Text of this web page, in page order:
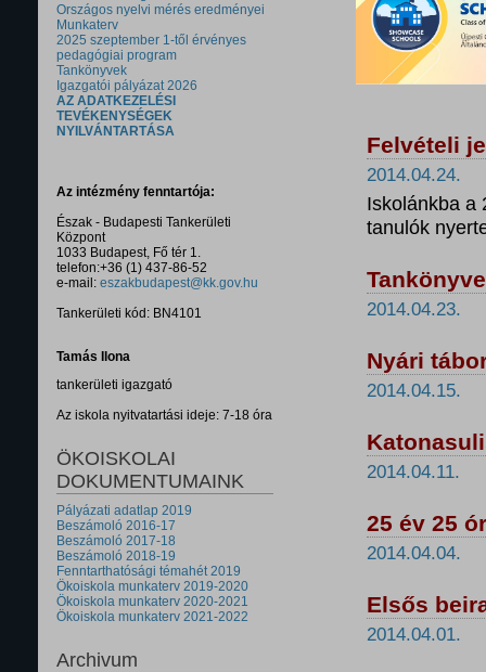
Országos nyelvi mérés eredményei
Munkaterv
2025 szeptember 1-től érvényes
pedagógiai program
Tankönyvek
Igazgatói pályázat 2026
AZ ADATKEZELÉSI
TEVÉKENYSÉGEK
NYILVÁNTARTÁSA
Az intézmény fenntartója:
Észak - Budapesti Tankerületi
Központ
1033 Budapest, Fő tér 1.
telefon:+36 (1) 437-86-52
e-mail: eszakbudapest@kk.gov.hu
Tankerületi kód: BN4101
Tamás Ilona
tankerületi igazgató
Az iskola nyitvatartási ideje: 7-18 óra
ÖKOISKOLAI
DOKUMENTUMAINK
Pályázati adatlap 2019
Beszámoló 2016-17
Beszámoló 2017-18
Beszámoló 2018-19
Fenntarthatósági témahét 2019
Ökoiskola munkaterv 2019-2020
Ökoiskola munkaterv 2020-2021
Ökoiskola munkaterv 2021-2022
Archivum
Felvételi
2014.04.24.
Iskolánkba a
tanulók
2014.04.23.
Nyári
2014.04.15.
2014.04.11.
25 év 25
2014.04.04.
Elsős
2014.04.01.